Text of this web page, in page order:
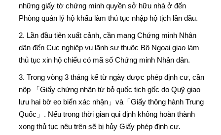
những giấy tờ chứng minh quyền sở hữu nhà ở đến
Phòng quản lý hộ khẩu làm thủ tục nhập hộ tịch lần đầu.
2. Lần đầu tiên xuất cảnh, cần mang Chứng minh Nhân
dân đến Cục nghiệp vụ lãnh sự thuộc Bộ Ngoại giao làm
thủ tục xin hộ chiếu có mã số Chứng minh Nhân dân.
3. Trong vòng 3 tháng kể từ ngày được phép định cư, cần
nộp 「Giấy chứng nhận từ bỏ quốc tịch gốc do Quỹ giao
lưu hai bờ eo biển xác nhận」và「Giấy thông hành Trung
Quốc」. Nếu trong thời gian qui định không hoàn thành
xong thủ tục nêu trên sẽ bị hủy Giấy phép định cư.